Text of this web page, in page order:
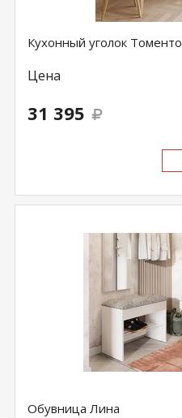
Кухонный уголок Томенто
Цена
31 395
Обувница Лина